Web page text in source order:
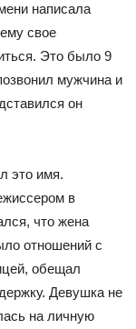
написала
свое
Это было 9
мужчина и
он
это имя.
в
что жена
отношений с
обещал
Девушка не
на личную